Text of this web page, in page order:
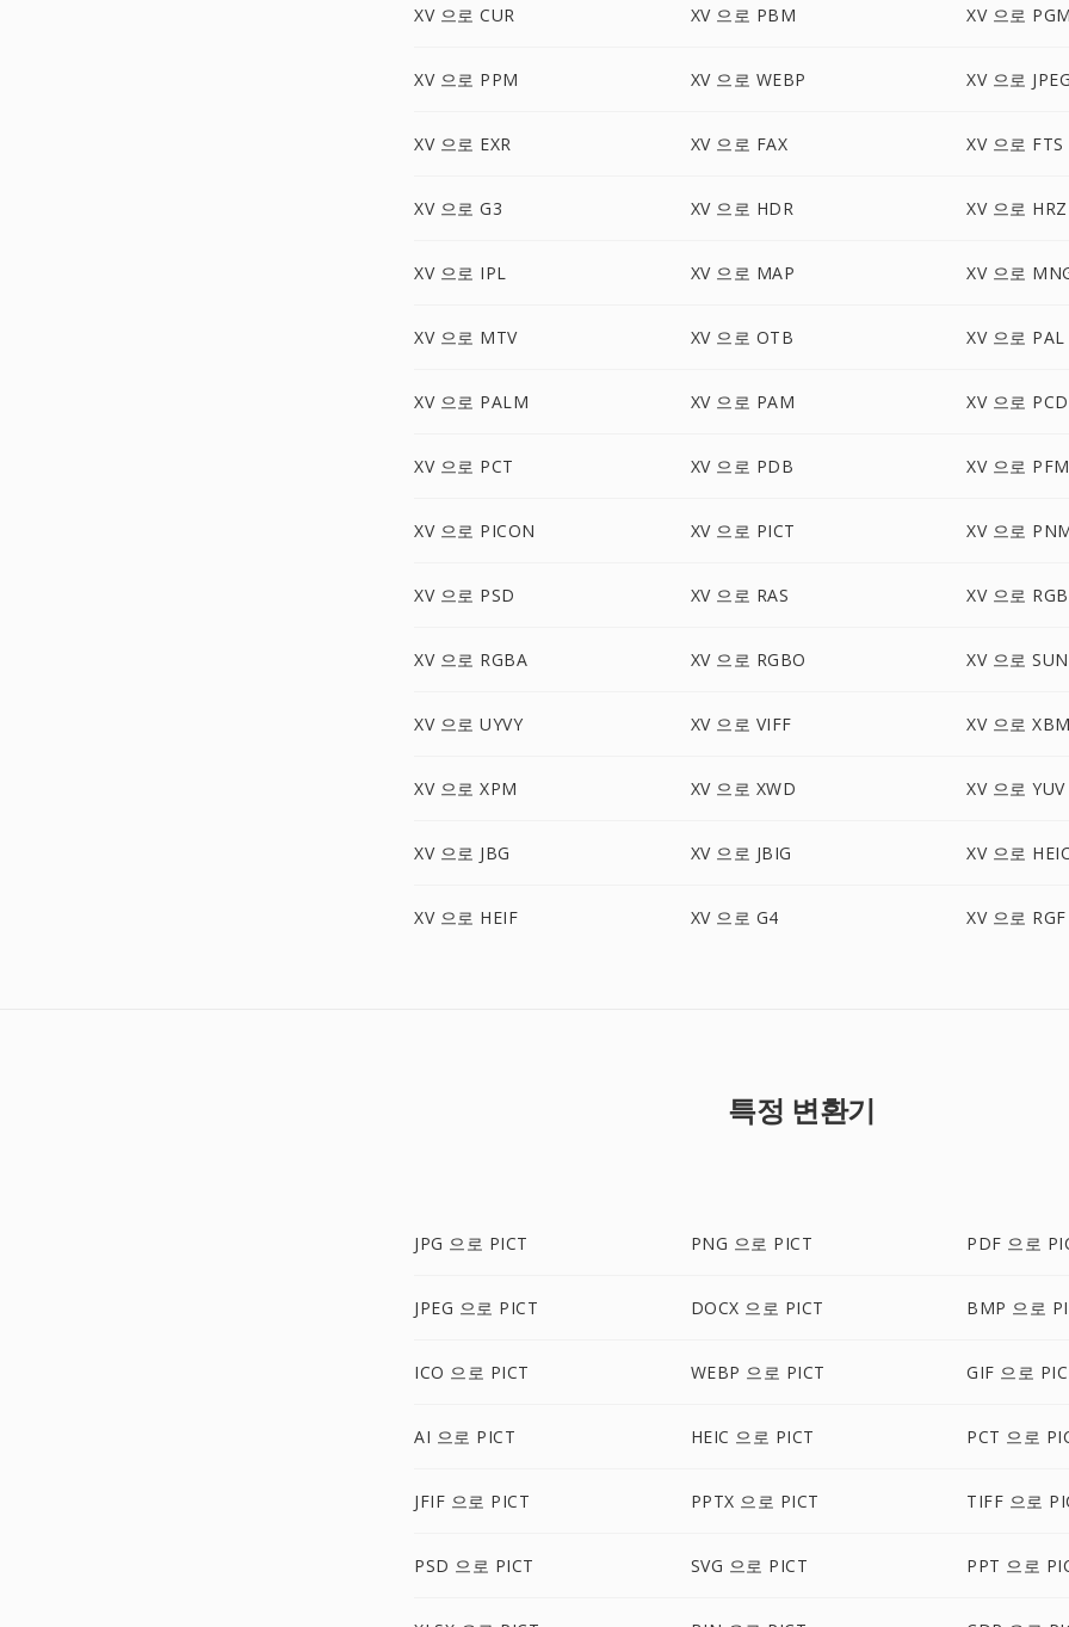
XV 으로 CUR XV 으로 PBM XV 으로
XV 으로 PPM XV 으로 WEBP XV 으로
XV 으로 EXR XV 으로 FAX XV 으로 FTS
XV 으로 G3 XV 으로 HDR XV 으로 HRZ
XV 으로 IPL XV 으로 MAP XV 으로
XV 으로 MTV XV 으로 OTB XV 으로 PAL
XV 으로 PALM XV 으로 PAM XV 으로 PCD
XV 으로 PCT XV 으로 PDB XV 으로 PFM
XV 으로 PICON XV 으로 PICT XV 으로
XV 으로 PSD XV 으로 RAS XV 으로 RGB
XV 으로 RGBA XV 으로 RGBO XV 으로 SUN
XV 으로 UYVY XV 으로 VIFF XV 으로
XV 으로 XPM XV 으로 XWD XV 으로 YUV
XV 으로 JBG XV 으로 JBIG XV 으로
XV 으로 HEIF XV 으로 G4 XV 으로 RGF
특정 변환기
JPG 으로 PICT PNG 으로 PICT PDF 으로
JPEG 으로 PICT DOCX 으로 PICT BMP 으로
ICO 으로 PICT WEBP 으로 PICT GIF 으로
AI 으로 PICT HEIC 으로 PICT PCT 으로
JFIF 으로 PICT PPTX 으로 PICT TIFF 으로
PSD 으로 PICT SVG 으로 PICT PPT 으로